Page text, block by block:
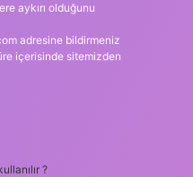
aykırı olduğunu
adresine bildirmeniz
içerisinde sitemizden
?